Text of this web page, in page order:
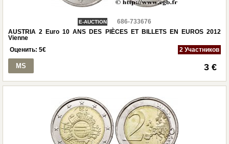
E-AUCTION
686-733676
AUSTRIA 2 Euro 10 ANS DES PIÈCES ET BILLETS EN EUROS 2012
Vienne
Оценить: 5€ 2 Участников
MS 3 €